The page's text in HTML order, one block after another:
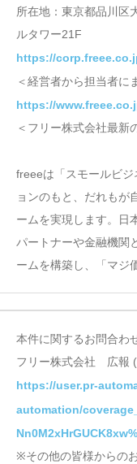
所在地：東京都品川区
ルタワー21F
https://
＜経営者から担当者に
https://
＜フリー株式会社最新
freeeは「スモールビ
ョンのもと、だれもが
ームを実現します。日
パートナーや金融機関
ームを構築し、「マジ
本件に関するお問合わ
フリー株式会社 広
https://user.pr-
automation/
※その他の皆様からの